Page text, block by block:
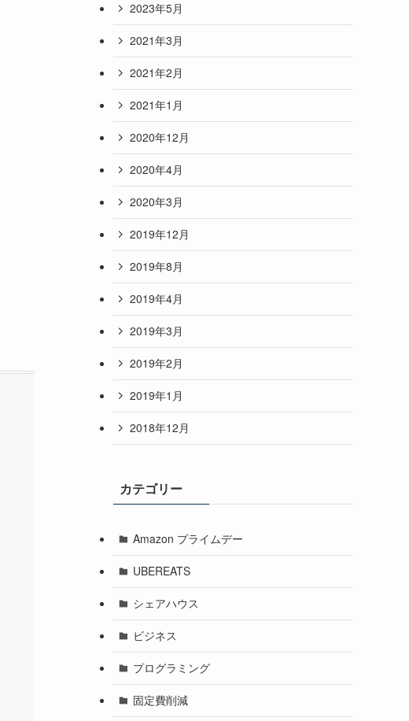
2023年5月
2021年3月
2021年2月
2021年1月
2020年12月
2020年4月
2020年3月
2019年12月
2019年8月
2019年4月
2019年3月
2019年2月
2019年1月
2018年12月
カテゴリー
Amazon プライムデー
UBEREATS
シェアハウス
ビジネス
プログラミング
固定費削減